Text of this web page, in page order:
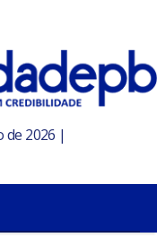
de 2026 |